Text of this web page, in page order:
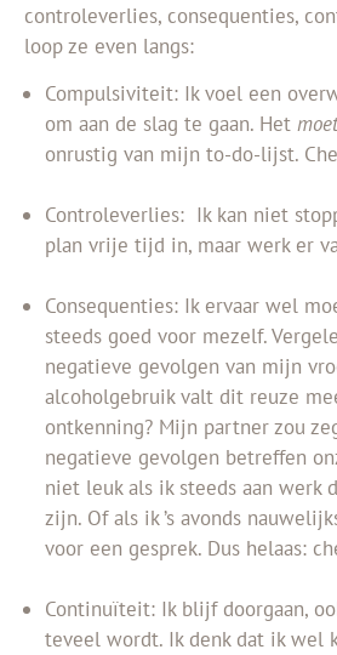
controleverlies, consequenties,
loop ze even langs:
Compulsiviteit: Ik voel een
om aan de slag te gaan. Het moet
onrustig van mijn to-do-lijst.
Controleverlies: Ik kan niet
plan vrije tijd in, maar werk er
Consequenties: Ik ervaar wel
steeds goed voor mezelf.
negatieve gevolgen van mijn
alcoholgebruik valt dit reuze
ontkenning? Mijn partner zou
negatieve gevolgen betreffen
niet leuk als ik steeds aan werk
zijn. Of als ik ’s avonds
voor een gesprek. Dus helaas:
Continuïteit: Ik blijf doorgaan,
teveel wordt. Ik denk dat ik wel